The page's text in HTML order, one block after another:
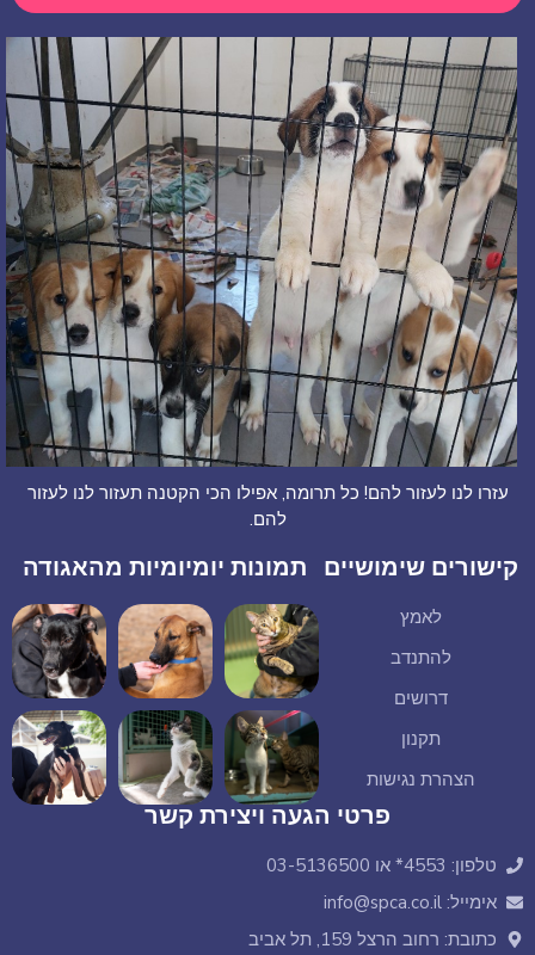
עזרו לנו לעזור להם! כל תרומה, אפילו הכי הקטנה תעזור לנו לעזור
להם.
קישורים שימושיים
לאמץ
להתנדב
דרושים
תקנון
הצהרת נגישות
תמונות יומיומיות מהאגודה
פרטי הגעה ויצירת קשר
טלפון: 4553* או 03-5136500
אימייל: info@spca.co.il
כתובת: רחוב הרצל 159, תל אביב